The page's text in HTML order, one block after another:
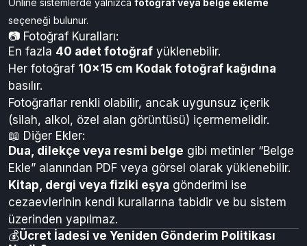
Mektubun ulaşmama ihtimalini azaltmak için sade, duygusal ve
pozitif bir dil kullanılmalıdır.
🖼️ Mektuba Fotoğraf, Dua veya Kitap Eklenebilir
mi?
Online sistemlerde yalnızca fotoğraf veya belge ekleme
seçeneği bulunur.
📷 Fotoğraf Kuralları:
En fazla 40 adet fotoğrafyüklenebilir.
Her fotoğraf10x15 cm Kodak fotoğraf kağıdına
basılır.
Fotoğraflar renkli olabilir, ancak uygunsuz içerik
(silah, alkol, özel alan görüntüsü) içermemelidir.
📖 Diğer Ekler:
Dua, dilekçe veya resmi belge
Ekle” alanından PDF veya görsel olarak yüklenebilir.